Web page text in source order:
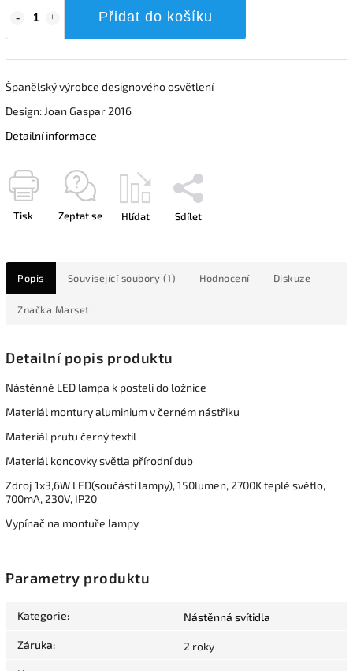
Přidat do košíku
Španělský výrobce designového osvětlení
Design: Joan Gaspar 2016
Detailní informace
Tisk Zeptat se Hlídat Sdílet
Popis Související soubory (1) Hodnocení Diskuze
Značka Marset
Detailní popis produktu
Nástěnné LED lampa k posteli do ložnice
Materiál montury aluminium v černém nástřiku
Materiál prutu černý textil
Materiál koncovky světla přírodní dub
Zdroj 1x3,6W LED(součástí lampy), 150lumen, 2700K teplé světlo,
700mA, 230V, IP20
Vypínač na montuře lampy
Parametry produktu
Kategorie: Nástěnná svítidla
Záruka: 2 roky